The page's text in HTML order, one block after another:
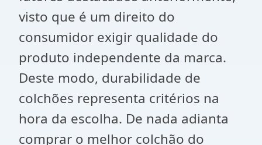
visto que é um direito do
consumidor exigir qualidade do
produto independente da marca.
Deste modo, durabilidade de
colchões representa critérios na
hora da escolha. De nada adianta
comprar o melhor colchão do